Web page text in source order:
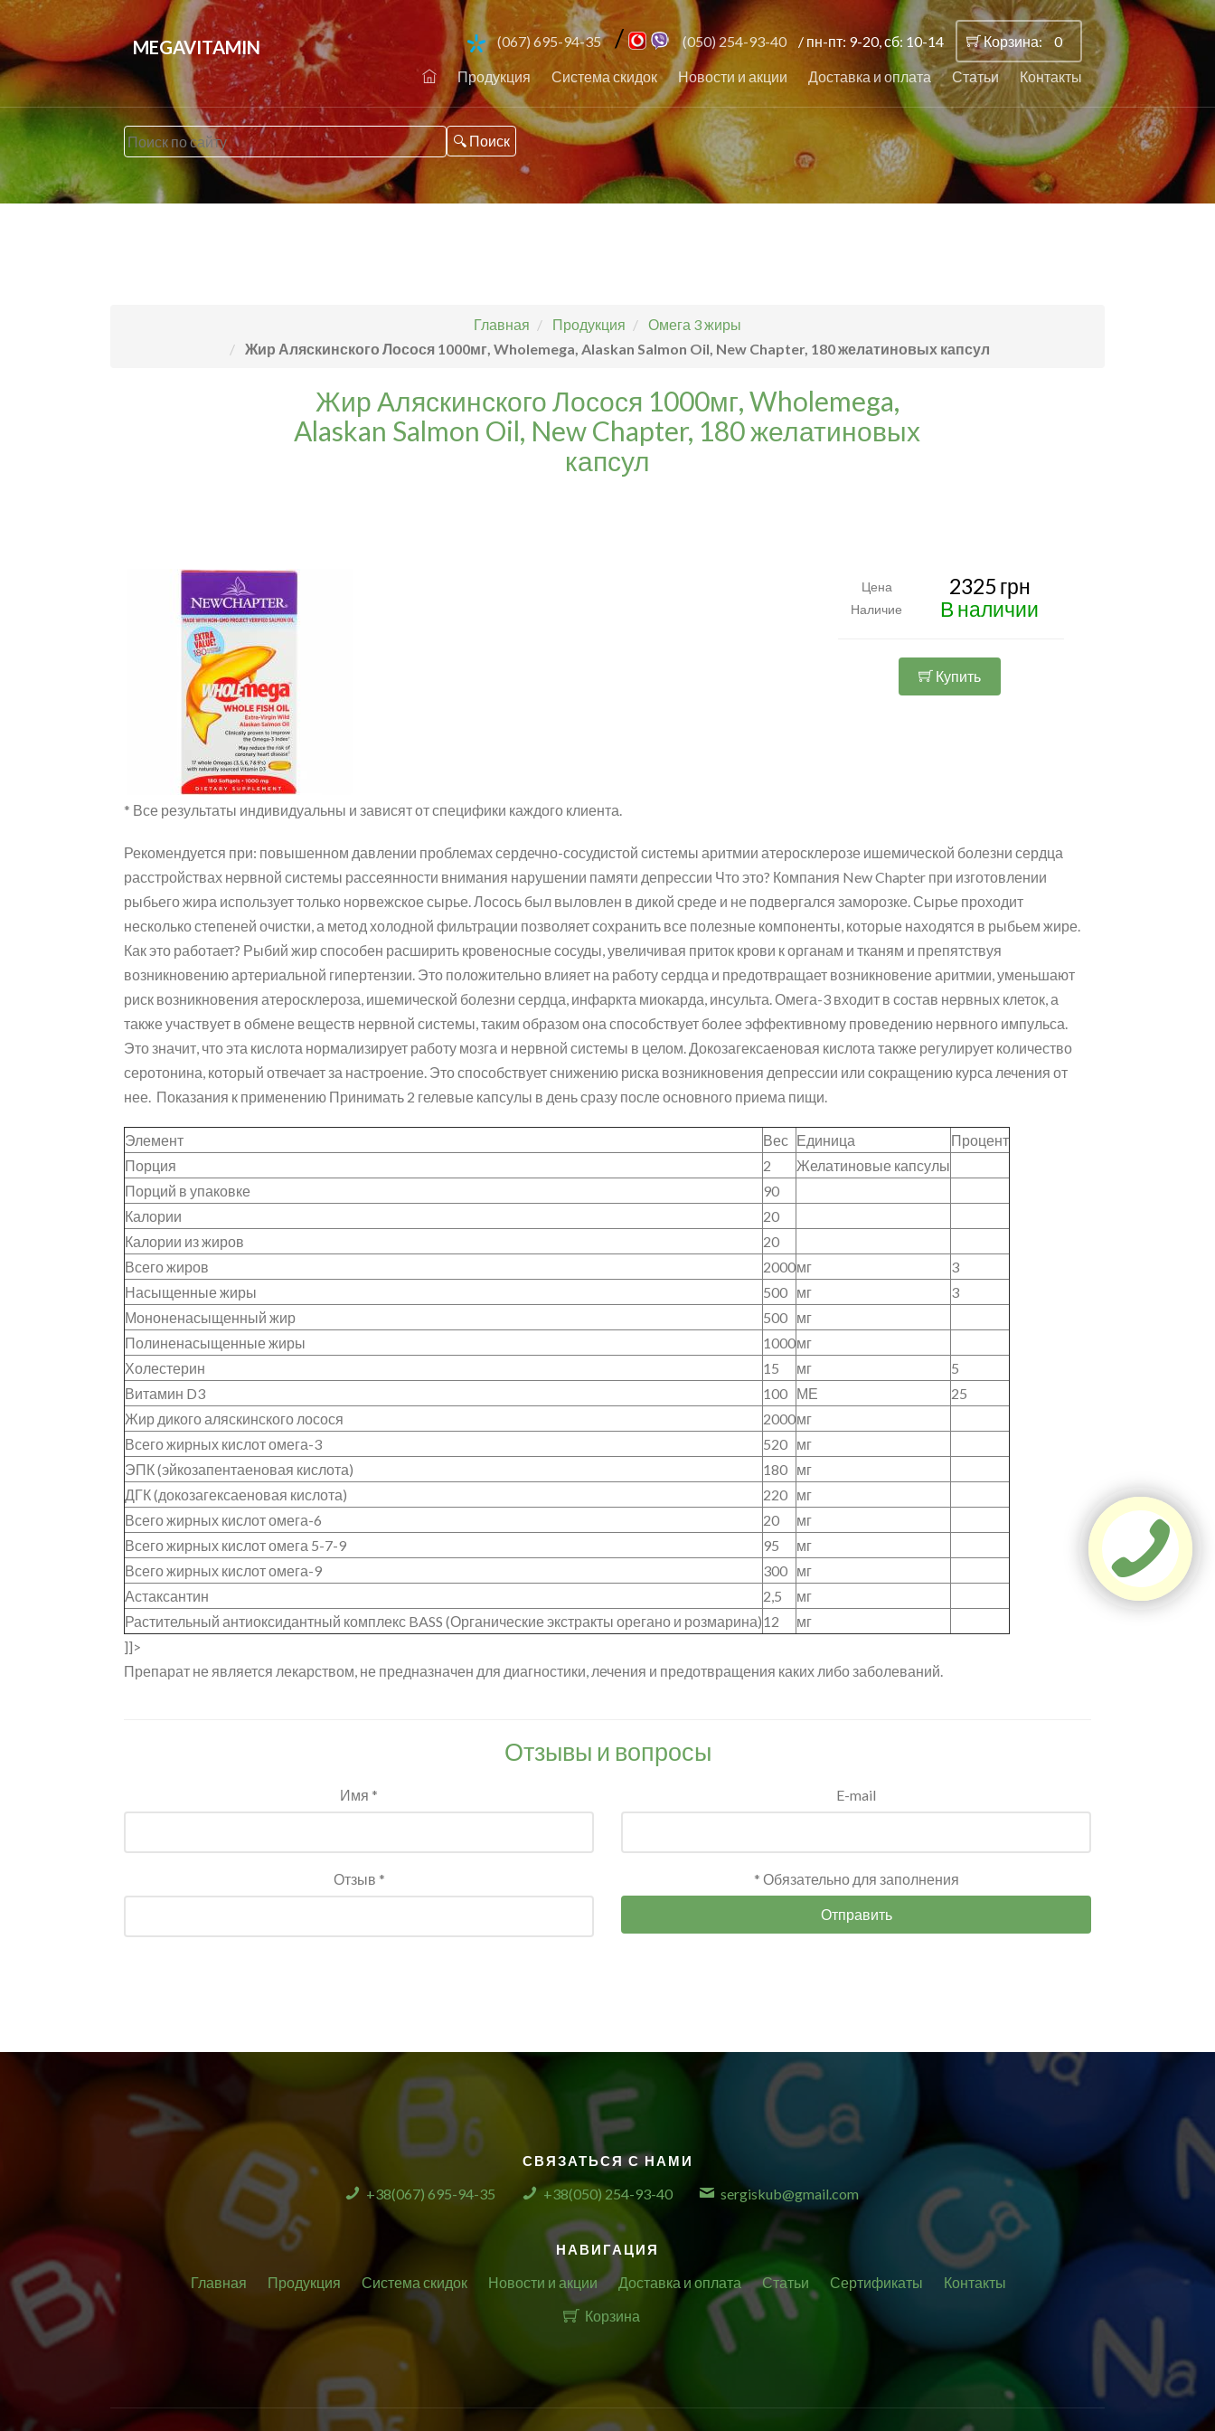
MEGAVITAMIN (067) 695-94-35 / (050) 254-93-40 / пн-пт: 9-20, сб: 10-14 Корзина: 0
Продукция Система скидок Новости и акции Доставка и оплата Статьи Контакты
Главная Продукция
Омега 3 жиры
Жир Аляскинского Лосося 1000мг, Wholemega, Alaskan Salmon Oil, New Chapter, 180 желатиновых капсул
Жир Аляскинского Лосося 1000мг, Wholemega,
Alaskan Salmon Oil, New Chapter, 180 желатиновых
капсул
Цена 2325 грн
Наличие В наличии
Купить
* Все результаты индивидуальны и зависят от специфики каждого клиента.
Рекомендуется при: повышенном давлении проблемах сердечно-сосудистой системы аритмии атеросклерозе ишемической болезни сердца
расстройствах нервной системы рассеянности внимания нарушении памяти депрессии Что это? Компания New Chapter при изготовлении
рыбьего жира использует только норвежское сырье. Лосось был выловлен в дикой среде и не подвергался заморозке. Сырье проходит
несколько степеней очистки, а метод холодной фильтрации позволяет сохранить все полезные компоненты, которые находятся в рыбьем жире.
Как это работает? Рыбий жир способен расширить кровеносные сосуды, увеличивая приток крови к органам и тканям и препятствуя
возникновению артериальной гипертензии. Это положительно влияет на работу сердца и предотвращает возникновение аритмии, уменьшают
риск возникновения атеросклероза, ишемической болезни сердца, инфаркта миокарда, инсульта. Омега-3 входит в состав нервных клеток, а
также участвует в обмене веществ нервной системы, таким образом она способствует более эффективному проведению нервного импульса.
Это значит, что эта кислота нормализирует работу мозга и нервной системы в целом. Докозагексаеновая кислота также регулирует количество
серотонина, который отвечает за настроение. Это способствует снижению риска возникновения депрессии или сокращению курса лечения от
нее. Показания к применению Принимать 2 гелевые капсулы в день сразу после основного приема пищи.
Элемент Вес Единица
Процент
Порция
2
Желатиновые капсулы
Порций в упаковке
90
Калории
20
Калории из жиров
20
Всего жиров
2000мг
3
Насыщенные жиры
500 мг
3
Мононенасыщенный жир
500 мг
Полиненасыщенные жиры
1000мг
Холестерин
15 мг
5
Витамин D3
100 МЕ
25
Жир дикого аляскинского лосося
2000мг
Всего жирных кислот омега-3
520 мг
ЭПК (эйкозапентаеновая кислота)
180 мг
ДГК (докозагексаеновая кислота)
220 мг
Всего жирных кислот омега-6
20
мг
Всего жирных кислот омега 5-7-9
95
мг
Всего жирных кислот омега-9
300 мг
Астаксантин
2,5
мг
Растительный антиоксидантный комплекс BASS (Органические экстракты орегано и розмарина)12
мг
]]>
Препарат не является лекарством, не предназначен для диагностики, лечения и предотвращения каких либо заболеваний.
Отзывы и вопросы
Имя * E-mail
Отзыв * * Обязательно для заполнения
Отправить
СВЯЗАТЬСЯ С НАМИ
+38(067) 695-94-35 +38(050) 254-93-40 sergiskub@gmail.com
НАВИГАЦИЯ
Главная Продукция Система скидок Новости и акции Доставка и оплата Статьи Сертификаты
Контакты
Корзина